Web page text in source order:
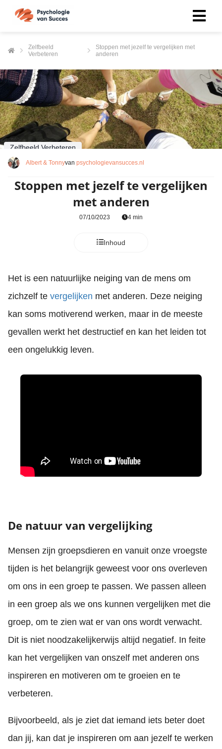
Zelfbeeld
Verbeteren
Stoppen met jezelf te vergelijken met
anderen
Zelfbeeld Verbeteren
Albert & Tonnyvan psychologievansucces.nl
Stoppen met jezelf te vergelijken
met anderen
07/10/2023 4 min
Inhoud
Het is een natuurlijke neiging van de mens om
zichzelf te vergelijken met anderen. Deze neiging
kan soms motiverend werken, maar in de meeste
gevallen werkt het destructief en kan het leiden tot
een ongelukkig leven.
De natuur van vergelijking
Mensen zijn groepsdieren en vanuit onze vroegste
tijden is het belangrijk geweest voor ons overleven
om ons in een groep te passen. We passen alleen
in een groep als we ons kunnen vergelijken met die
groep, om te zien wat er van ons wordt verwacht.
Dit is niet noodzakelijkerwijs altijd negatief. In feite
kan het vergelijken van onszelf met anderen ons
inspireren en motiveren om te groeien en te
verbeteren.
Bijvoorbeeld, als je ziet dat iemand iets beter doet
dan jij, kan dat je inspireren om aan jezelf te werken